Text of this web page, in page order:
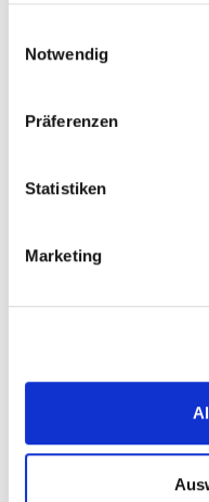
Notwendig
Präferenzen
Statistiken
Marketing
Schaumstoffeinlage -
Gewicht: 0.16 kg